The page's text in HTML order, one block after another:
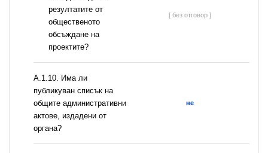
резултатите от
общественото
обсъждане на
проектите?
[ без отговор ]
А.1.10. Има ли
публикуван списък на
общите административни
актове, издадени от
органа?
не